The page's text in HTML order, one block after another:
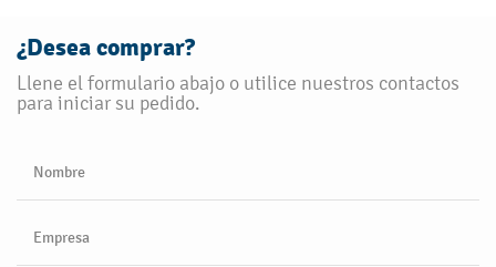
¿Desea comprar?
Llene el formulario abajo o utilice nuestros contactos
para iniciar su pedido.
Nombre
Empresa